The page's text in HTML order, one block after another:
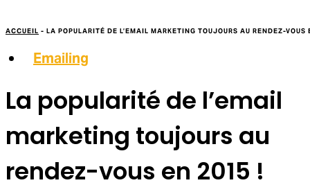
ACCUEIL - LA POPULARITÉ DE L’EMAIL MARKETING TOUJOURS AU RENDEZ-VOUS
Emailing
La popularité de l’email
marketing toujours au
rendez-vous en 2015 !